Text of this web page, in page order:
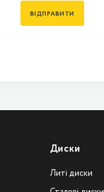
Диски
Литі диски